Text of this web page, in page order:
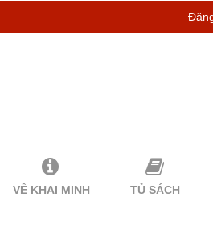
VỀ KHAI MINH TỦ SÁCH